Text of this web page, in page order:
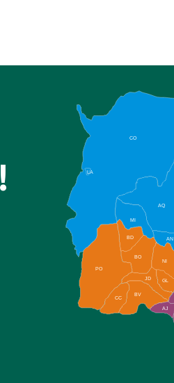
CO
AQ
MI
AN
BD
BO
NI
JD
PO
BV
CC
AJ
GL
LA